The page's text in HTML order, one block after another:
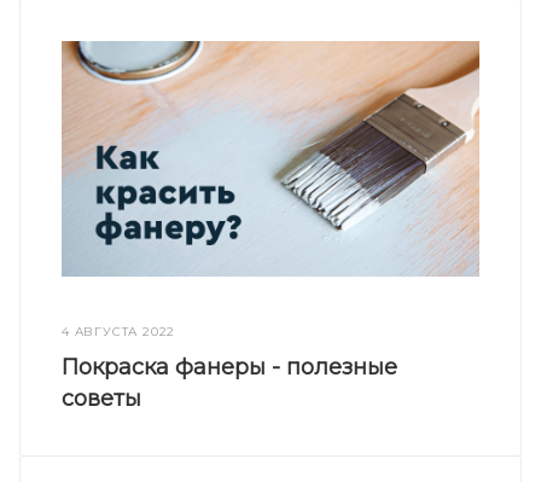
4 АВГУСТА 2022
Покраска фанеры - полезные
советы